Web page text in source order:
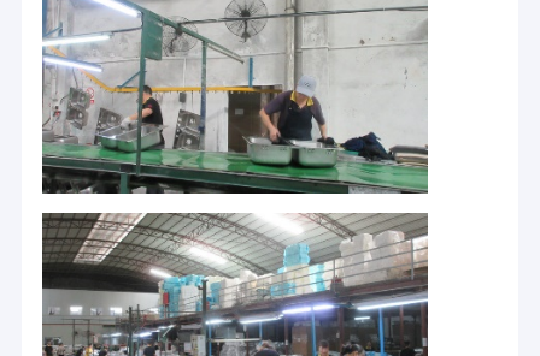
Topmountの台所の流し
Undermountのステンレス鋼の台所の流し
ハンドメイドの台所の流し
Drainboardの台所の流し
ステンレス鋼の流しの立場
無光沢の黒い台所の流し
台所の流しの付属品
優れたテスト (QC) チーム---すべての製品に強力なテスト
(QC) チームを備えて,繊細なテストを行い,製品の品質を保
証します.
"相互利益と信頼が根付いており 市場管理をベースに ブ
ランド戦略を導き"いつも通り,すべてのクライアントに良
いサービスを提供する."品質に基づいて生存,開発,イノベ
ーションを 目指す"と,さらに顧客の肯定と支持を得るため
プレミアム素材 - 304級のステンレス鋼を使用します 耐
腐蝕性,耐久性, 維持が簡単で知られています
先進的な製造― 最先端の機械と技術で 装備され,私たちは
すべての製品に精度を保証します